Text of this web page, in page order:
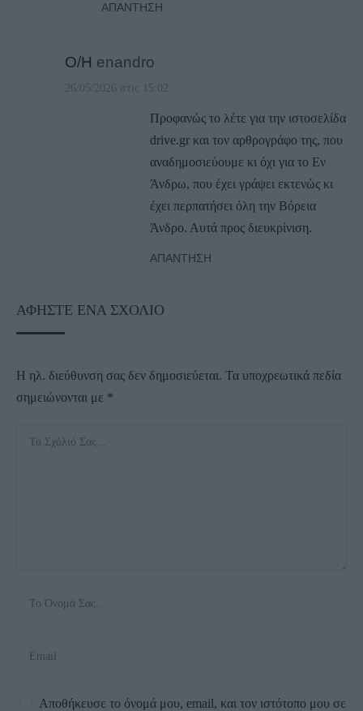
ΑΠΆΝΤΗΣΗ
Ο/Η enandro
26/05/2026 στις 15:02
Προφανώς το λέτε για την ιστοσελίδα
drive.gr και τον αρθρογράφο της, που
αναδημοσιεύουμε κι όχι για το Εν
Άνδρω, που έχει γράψει εκτενώς κι
έχει περπατήσει όλη την Βόρεια
Άνδρο. Αυτά προς διευκρίνιση.
ΑΠΆΝΤΗΣΗ
ΑΦΉΣΤΕ ΈΝΑ ΣΧΌΛΙΟ
Η ηλ. διεύθυνση σας δεν δημοσιεύεται. Τα υποχρεωτικά πεδία
σημειώνονται με *
Αποθήκευσε το όνομά μου, email, και τον ιστότοπο μου σε